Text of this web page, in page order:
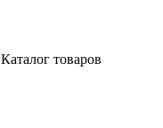
Каталог товаров